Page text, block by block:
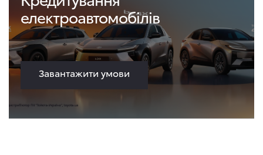
електроавтомобілів
Завантажити умови